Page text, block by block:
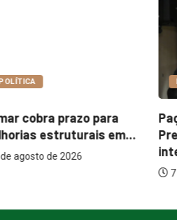
POLÍTICA
Paçoca questiona
Prefeitura sobre
internações e rede...